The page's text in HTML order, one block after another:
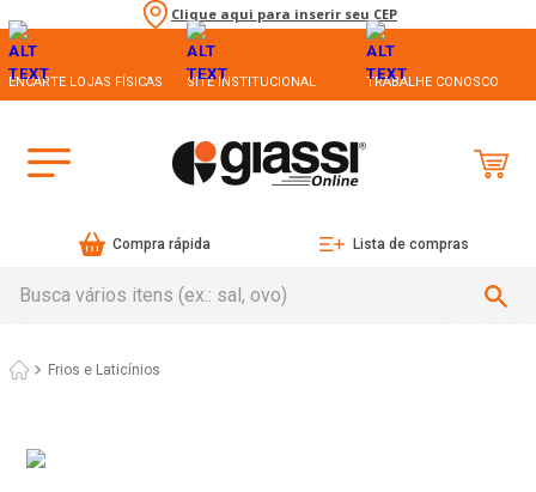
Clique aqui para inserir seu CEP
ENCARTE LOJAS FÍSICAS SITE INSTITUCIONAL TRABALHE CONOSCO
Compra rápida Lista de compras
Frios e Laticínios